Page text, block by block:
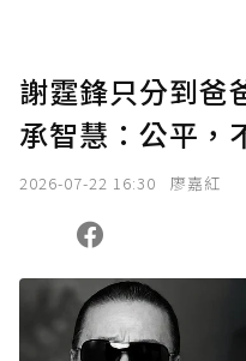
謝霆鋒只分到爸
承智慧：公平，
2026-07-22 16:30 廖嘉紅